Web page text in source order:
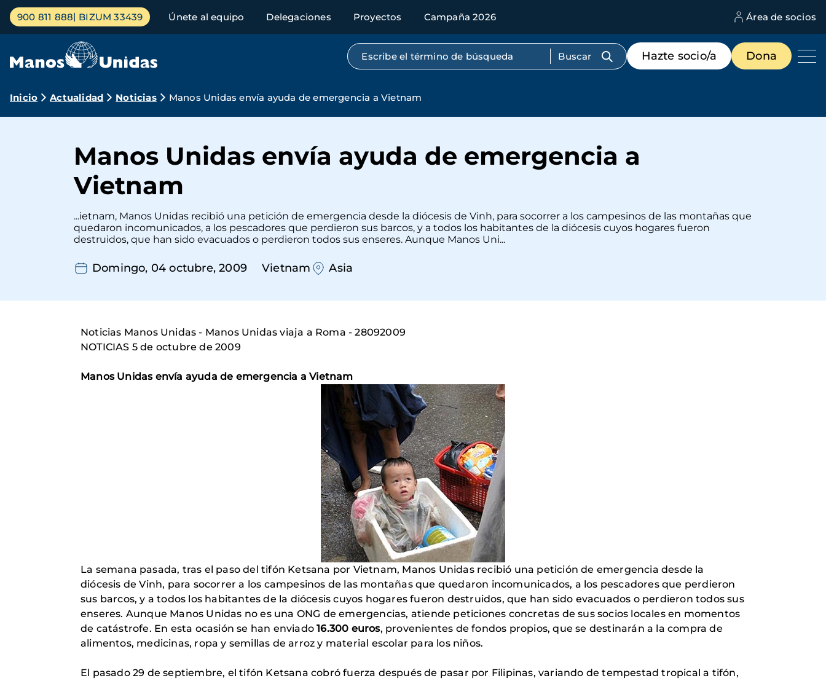
Pasar
contenido
Menú
principal
900 811 888 BIZUM 33439 Únete al equipo Delegaciones Proyectos Campaña 2026 Área de socios
Búsqueda por texto completo
Menú
de
destacados
Hazte socio/a Dona
Ruta
navegación
Inicio Actualidad Noticias Manos Unidas envía ayuda de emergencia a Vietnam
Manos Unidas envía ayuda de emergencia a
Vietnam
...ietnam, Manos Unidas recibió una petición de emergencia desde la diócesis de Vinh, para socorrer a los campesinos de las montañas que
quedaron incomunicados, a los pescadores que perdieron sus barcos, y a todos los habitantes de la diócesis cuyos hogares fueron
destruidos, que han sido evacuados o perdieron todos sus enseres. Aunque Manos Uni...
Domingo, 04 octubre, 2009 Vietnam Asia
Noticias Manos Unidas - Manos Unidas viaja a Roma - 28092009
NOTICIAS 5 de octubre de 2009
Manos Unidas envía ayuda de emergencia a Vietnam
La semana pasada, tras el paso del tifón Ketsana por Vietnam, Manos Unidas recibió una petición de emergencia desde la
diócesis de Vinh, para socorrer a los campesinos de las montañas que quedaron incomunicados, a los pescadores que perdieron
sus barcos, y a todos los habitantes de la diócesis cuyos hogares fueron destruidos, que han sido evacuados o perdieron todos sus
enseres. Aunque Manos Unidas no es una ONG de emergencias, atiende peticiones concretas de sus socios locales en momentos
de catástrofe. En esta ocasión se han enviado16.300 euros, provenientes de fondos propios, que se destinarán a la compra de
alimentos, medicinas, ropa y semillas de arroz y material escolar para los niños.
El pasado 29 de septiembre, el tifón Ketsana cobró fuerza después de pasar por Filipinas, variando de tempestad tropical a tifón,